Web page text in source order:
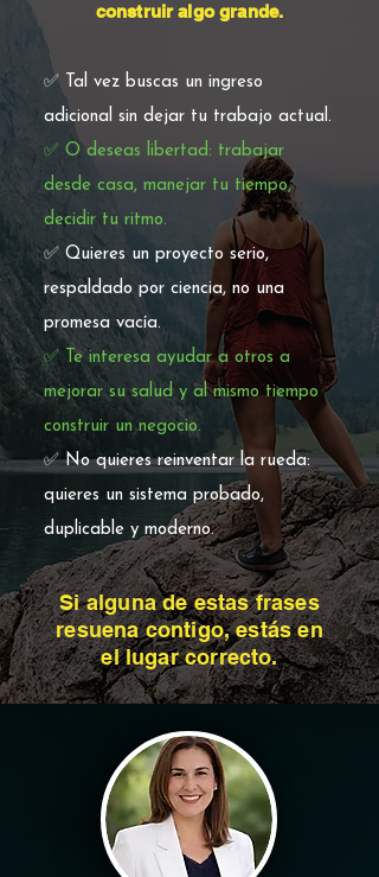
construir algo grande.
✅ Tal vez buscas un ingreso
adicional sin dejar tu trabajo actual.
✅ O deseas libertad: trabajar
desde casa, manejar tu tiempo,
decidir tu ritmo.
✅ Quieres un proyecto serio,
respaldado por ciencia, no una
promesa vacía.
✅ Te interesa ayudar a otros a
mejorar su salud y al mismo tiempo
construir un negocio.
✅ No quieres reinventar la rueda:
quieres un sistema probado,
duplicable y moderno.
Si alguna de estas frases
resuena contigo, estás en
el lugar correcto.